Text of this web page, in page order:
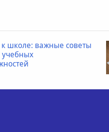
к школе: важные советы
учебных